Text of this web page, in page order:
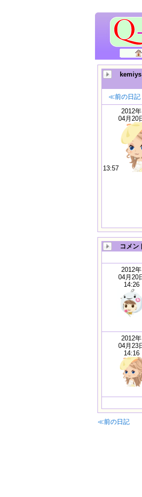
≪前の日記
2012年
04月20
13:57
コメン
2012年
04月20
14:26
2012年
04月23
14:16
≪前の日記